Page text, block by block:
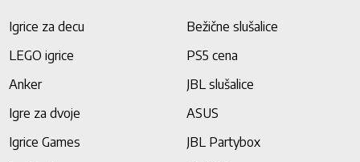
Igrice za decu
Bežične slušalice
LEGO igrice
PS5 cena
Anker
JBL slušalice
Igre za dvoje
ASUS
Igrice Games
JBL Partybox